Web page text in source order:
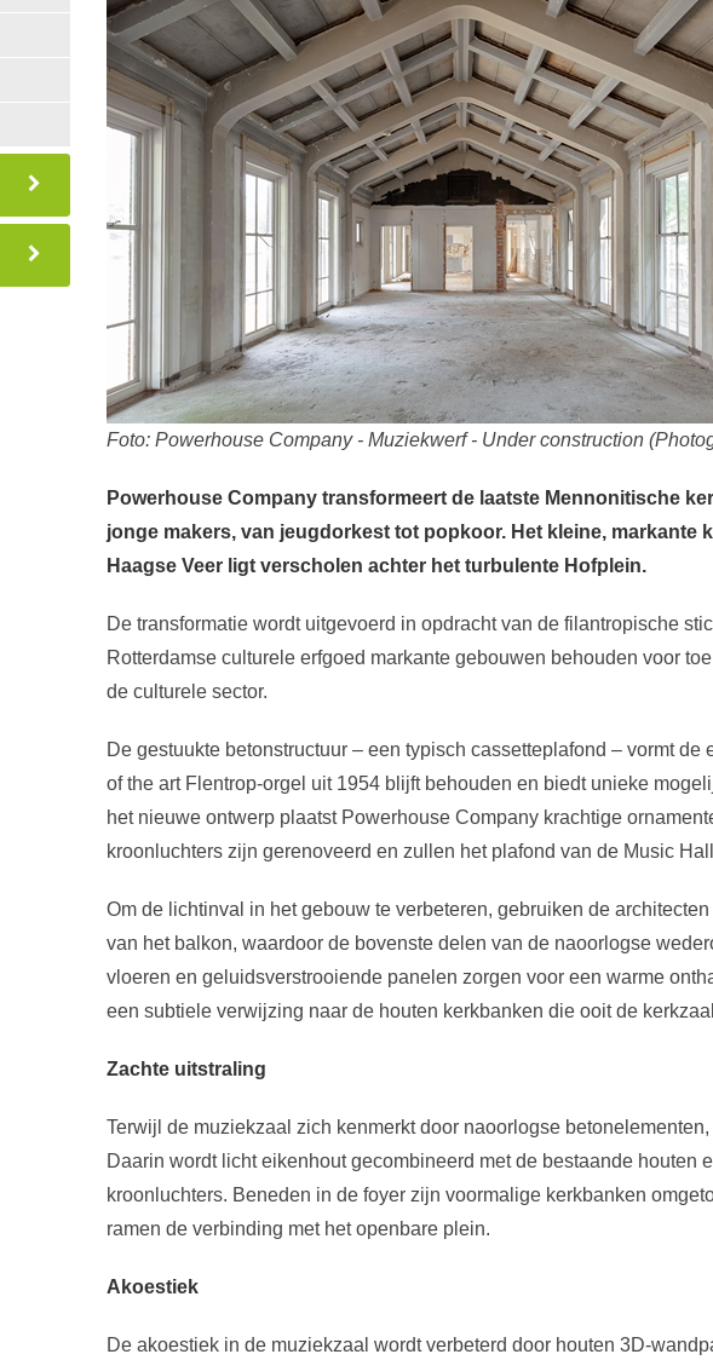
Foto: Powerhouse Company - Muziekwerf - Under construction
Powerhouse Company transformeert de laatste Mennonitische
jonge makers, van jeugdorkest tot popkoor. Het kleine, markante
Haagse Veer ligt verscholen achter het turbulente Hofplein.
De transformatie wordt uitgevoerd in opdracht van de filantropische
Rotterdamse culturele erfgoed markante gebouwen behouden voor
de culturele sector.
De gestuukte betonstructuur – een typisch cassetteplafond – vormt
of the art Flentrop-orgel uit 1954 blijft behouden en biedt unieke
het nieuwe ontwerp plaatst Powerhouse Company krachtige
kroonluchters zijn gerenoveerd en zullen het plafond van de Music
Om de lichtinval in het gebouw te verbeteren, gebruiken de
van het balkon, waardoor de bovenste delen van de naoorlogse
vloeren en geluidsverstrooiende panelen zorgen voor een warme
een subtiele verwijzing naar de houten kerkbanken die ooit de
Zachte uitstraling
Terwijl de muziekzaal zich kenmerkt door naoorlogse
Daarin wordt licht eikenhout gecombineerd met de bestaande houten
kroonluchters. Beneden in de foyer zijn voormalige kerkbanken
ramen de verbinding met het openbare plein.
Akoestiek
De akoestiek in de muziekzaal wordt verbeterd door houten 3D-